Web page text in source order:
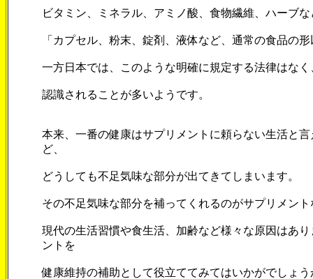
ビタミン、ミネラル、アミノ酸、食物繊維、ハーブ
「カプセル、粉末、錠剤、液体など、通常の食品の
一方日本では、このような明確に規定する法律はな
認識されることが多いようです。
本来、一番の健康はサプリメントに頼らない生活と
ど、
どうしても不足気味な部分が出てきてしまいます。
その不足気味な部分を補ってくれるのがサプリメン
現代の生活習慣や食生活、加齢など様々な原因はあ
ントを
健康維持の補助として役立ててみてはいかがでしょう